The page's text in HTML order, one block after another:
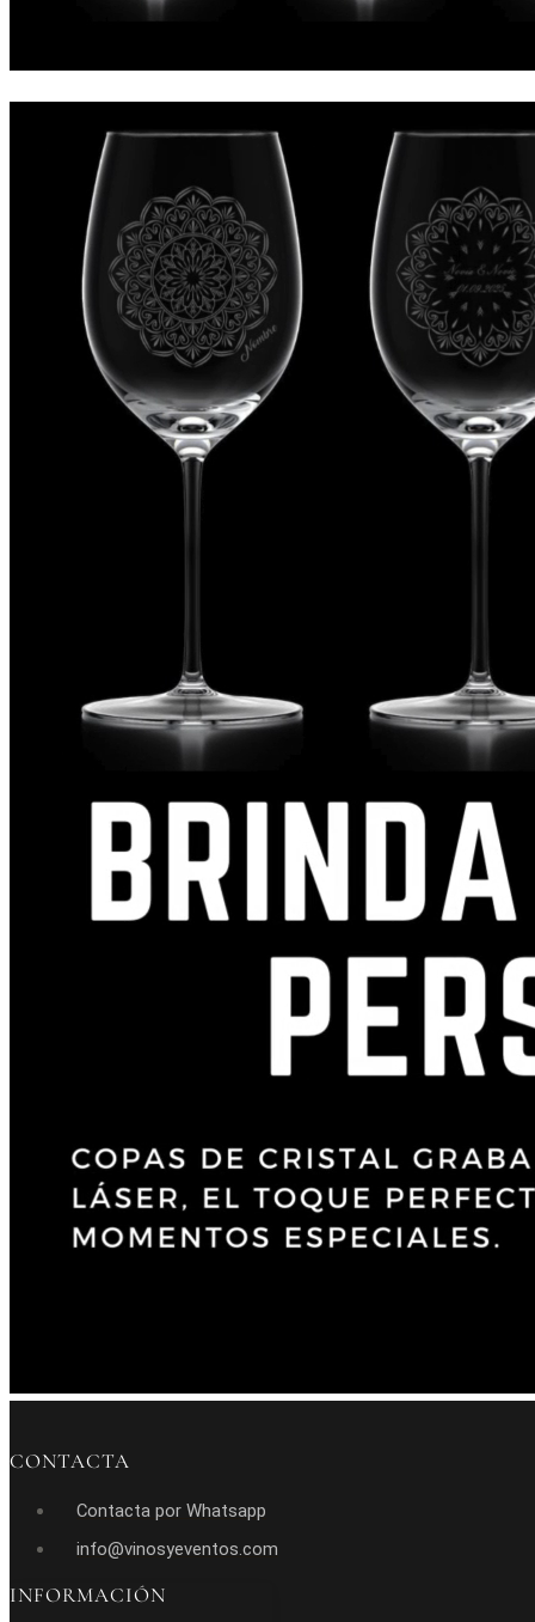
CONTACTA
Contacta por Whatsapp
info@vinosyeventos.com
INFORMACIÓN